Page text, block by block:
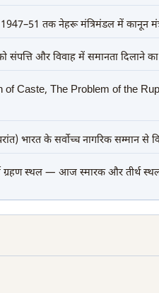
1947–51 तक नेहरू मंत्रिमंडल में कानून
संपत्ति और विवाह में समानता दिलाने
of Caste, The Problem of the
भारत के सर्वोच्च नागरिक सम्मान से
ग्रहण स्थल — आज स्मारक और तीर्थ